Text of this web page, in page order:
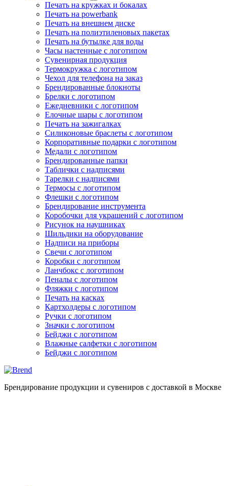
Печать на кружках и бокалах
Печать на powerbank
Печать на внешнем диске
Печать на полиэтиленовых пакетах
Печать на бутылке для воды
Часы настенные с логотипом
Сувенирная продукция
Термокружка с логотипом
Чехол для телефона на заказ
Брендированные блокноты
Брелки с логотипом
Ежедневники с логотипом
Елочные шары с логотипом
Печать на зажигалках
Силиконовые браслеты с логотипом
Корпоративные подарки с логотипом
Медали с логотипом
Брендированные папки
Таблички с надписями
Тарелки с надписями
Термосы с логотипом
Флешки с логотипом
Брендирование инструмента
Коробочки для украшений с логотипом
Рисунок на наушниках
Шильдики на оборудование
Надписи на приборы
Свечи с логотипом
Коробки с логотипом
Ланчбокс с логотипом
Пеналы с логотипом
Фляжки с логотипом
Печать на касках
Картхолдеры с логотипом
Ручки с логотипом
Значки с логотипом
Бейджи с логотипом
Влажные салфетки с логотипом
Бейджи с логотипом
Брендирование продукции и сувениров с доставкой в Москве